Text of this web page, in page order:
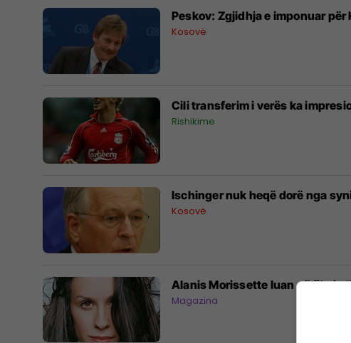
Peskov: Zgjidhja e imponuar për
Kosovë
Cili transferim i verës ka
Rishikime
Ischinger nuk heqë dorë nga
Kosovë
Alanis Morissette luan në filmin
Magazina